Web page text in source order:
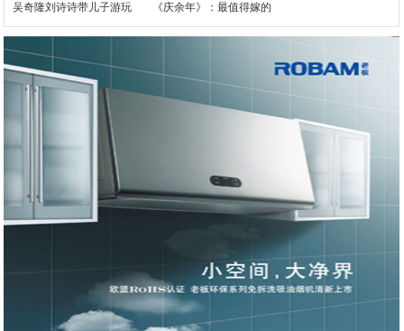
吴奇隆刘诗诗带儿子游玩 《庆余年》：最值得嫁的